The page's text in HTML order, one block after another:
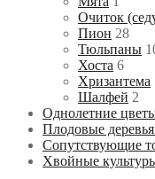
Очиток
Пион 28
Тюльпаны
Хоста 6
Хризантема
Шалфей 2
Однолетние
Плодовые
Сопутствующие
Хвойные